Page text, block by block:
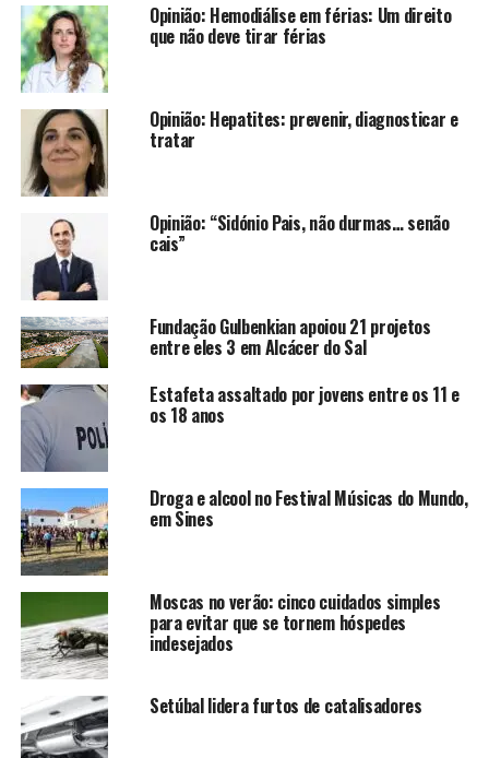
Opinião: Hemodiálise em férias: Um direito
que não deve tirar férias
Opinião: Hepatites: prevenir, diagnosticar e
tratar
Opinião: “Sidónio Pais, não durmas… senão
cais”
Fundação Gulbenkian apoiou 21 projetos
entre eles 3 em Alcácer do Sal
Estafeta assaltado por jovens entre os 11 e
os 18 anos
Droga e alcool no Festival Músicas do Mundo,
em Sines
Moscas no verão: cinco cuidados simples
para evitar que se tornem hóspedes
indesejados
Setúbal lidera furtos de catalisadores